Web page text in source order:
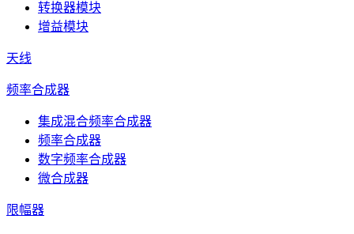
转换器模块
增益模块
天线
频率合成器
集成混合频率合成器
频率合成器
数字频率合成器
微合成器
限幅器